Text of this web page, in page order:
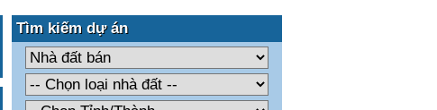
Tìm kiếm dự án